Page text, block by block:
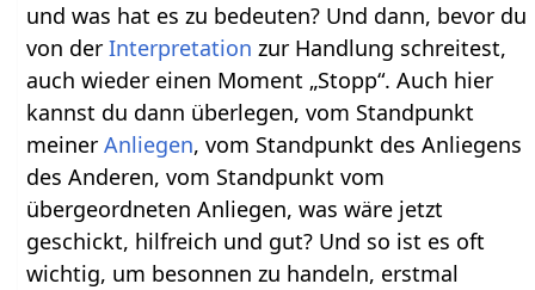
und was hat es zu bedeuten? Und dann, bevor du
von derInterpretation zur Handlung schreitest,
auch wieder einen Moment „Stopp“. Auch hier
kannst du dann überlegen, vom Standpunkt
meinerAnliegen, vom Standpunkt des Anliegens
des Anderen, vom Standpunkt vom
übergeordneten Anliegen, was wäre jetzt
geschickt, hilfreich und gut? Und so ist es oft
wichtig, um besonnen zu handeln, erstmal